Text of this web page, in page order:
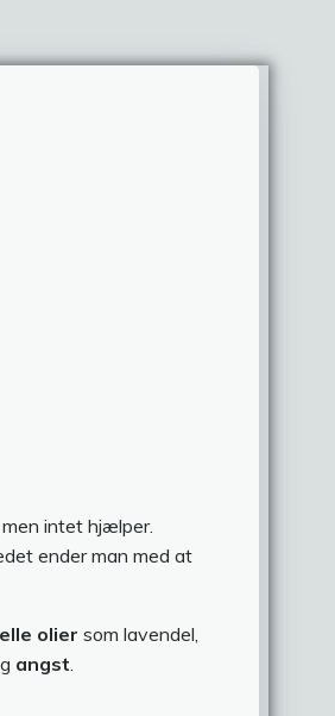
intet hjælper.
ender man med at
olier som lavendel,
angst.